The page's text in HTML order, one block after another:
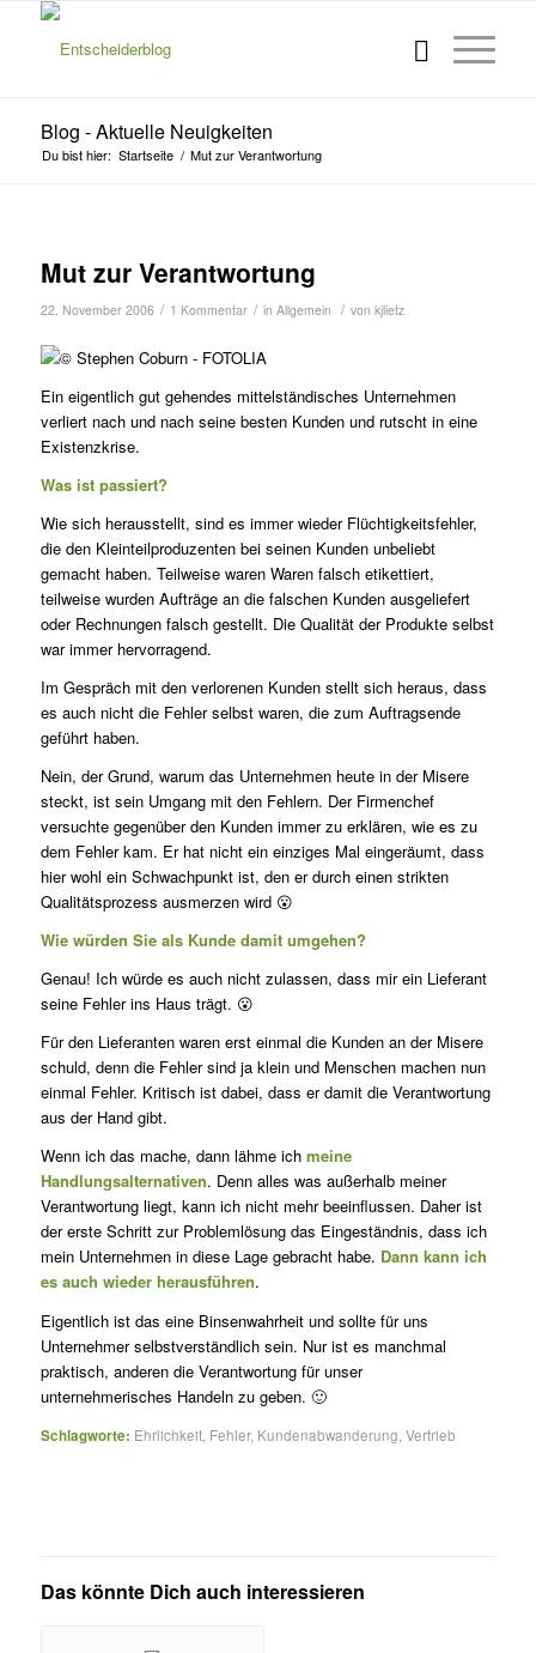
Blog - Aktuelle Neuigkeiten
Du bist hier: Startseite / Mut zur Verantwortung
Mut zur Verantwortung
22. November 2006 / 1 Kommentar / in Allgemein / von kjlietz
Ein eigentlich gut gehendes mittelständisches Unternehmen
verliert nach und nach seine besten Kunden und rutscht in eine
Existenzkrise.
Was ist passiert?
Wie sich herausstellt, sind es immer wieder Flüchtigkeitsfehler,
die den Kleinteilproduzenten bei seinen Kunden unbeliebt
gemacht haben. Teilweise waren Waren falsch etikettiert,
teilweise wurden Aufträge an die falschen Kunden ausgeliefert
oder Rechnungen falsch gestellt. Die Qualität der Produkte selbst
war immer hervorragend.
Im Gespräch mit den verlorenen Kunden stellt sich heraus, dass
es auch nicht die Fehler selbst waren, die zum Auftragsende
geführt haben.
Nein, der Grund, warum das Unternehmen heute in der Misere
steckt, ist sein Umgang mit den Fehlern. Der Firmenchef
versuchte gegenüber den Kunden immer zu erklären, wie es zu
dem Fehler kam. Er hat nicht ein einziges Mal eingeräumt, dass
hier wohl ein Schwachpunkt ist, den er durch einen strikten
Qualitätsprozess ausmerzen wird 😮
Wie würden Sie als Kunde damit umgehen?
Genau! Ich würde es auch nicht zulassen, dass mir ein Lieferant
seine Fehler ins Haus trägt. 😮
Für den Lieferanten waren erst einmal die Kunden an der Misere
schuld, denn die Fehler sind ja klein und Menschen machen nun
einmal Fehler. Kritisch ist dabei, dass er damit die Verantwortung
aus der Hand gibt.
Wenn ich das mache, dann lähme ich meine
Handlungsalternativen. Denn alles was außerhalb meiner
Verantwortung liegt, kann ich nicht mehr beeinflussen. Daher ist
der erste Schritt zur Problemlösung das Eingeständnis, dass ich
mein Unternehmen in diese Lage gebracht habe. Dann kann ich
es auch wieder herausführen.
Eigentlich ist das eine Binsenwahrheit und sollte für uns
Unternehmer selbstverständlich sein. Nur ist es manchmal
praktisch, anderen die Verantwortung für unser
unternehmerisches Handeln zu geben. 🙂
Schlagworte: Ehrlichkeit, Fehler, Kundenabwanderung Vertrieb
Das könnte Dich auch interessieren